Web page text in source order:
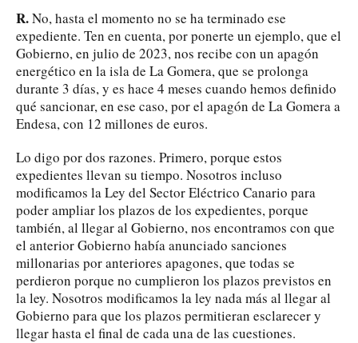
R.No, hasta el momento no se ha terminado ese
expediente. Ten en cuenta, por ponerte un ejemplo, que el
Gobierno, en julio de 2023, nos recibe con un apagón
energético en la isla de La Gomera, que se prolonga
durante 3 días, y es hace 4 meses cuando hemos definido
qué sancionar, en ese caso, por el apagón de La Gomera a
Endesa, con 12 millones de euros.
Lo digo por dos razones. Primero, porque estos
expedientes llevan su tiempo. Nosotros incluso
modificamos la Ley del Sector Eléctrico Canario para
poder ampliar los plazos de los expedientes, porque
también, al llegar al Gobierno, nos encontramos con que
el anterior Gobierno había anunciado sanciones
millonarias por anteriores apagones, que todas se
perdieron porque no cumplieron los plazos previstos en
la ley. Nosotros modificamos la ley nada más al llegar al
Gobierno para que los plazos permitieran esclarecer y
llegar hasta el final de cada una de las cuestiones.